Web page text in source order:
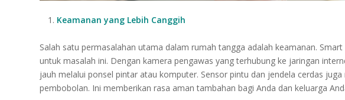
Keamanan yang Lebih Canggih
Salah satu permasalahan utama dalam rumah tangga adalah keamanan.
untuk masalah ini. Dengan kamera pengawas yang terhubung ke jaringan
jauh melalui ponsel pintar atau komputer. Sensor pintu dan jendela cerdas
pembobolan. Ini memberikan rasa aman tambahan bagi Anda dan keluarga